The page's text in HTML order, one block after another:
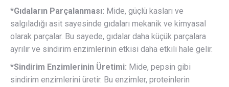
*Gıdaların Parçalanması: Mide, güçlü kasları ve
salgıladığı asit sayesinde gıdaları mekanik ve kimyasal
olarak parçalar. Bu sayede, gıdalar daha küçük parçalara
ayrılır ve sindirim enzimlerinin etkisi daha etkili hale gelir.
*Sindirim Enzimlerinin Üretimi: Mide, pepsin gibi
sindirim enzimlerini üretir. Bu enzimler, proteinlerin